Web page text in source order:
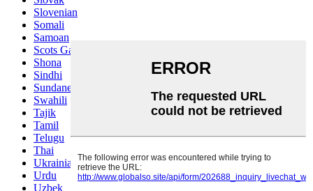
Slovenian
Somali
Samoan
Scots Gaelic
Shona
Sindhi
Sundanese
Swahili
Tajik
Tamil
Telugu
Thai
Ukrainian
Urdu
Uzbek